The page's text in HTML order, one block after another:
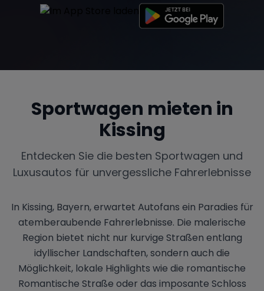
Sportwagen mieten in
Kissing
Entdecken Sie die besten Sportwagen und
Luxusautos für unvergessliche Fahrerlebnisse
In Kissing, Bayern, erwartet Autofans ein Paradies für
atemberaubende Fahrerlebnisse. Die malerische
Region bietet nicht nur kurvige Straßen entlang
idyllischer Landschaften, sondern auch die
Möglichkeit, lokale Highlights wie die romantische
Romantische Straße oder das imposante Schloss